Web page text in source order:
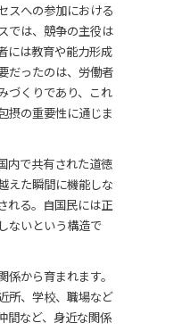
スへの参加における
では、競争の主役は
には教育や能力形成
だったのは、労働者
づくりであり、これ
摂の重要性に通じま
内で共有された道徳
えた瞬間に機能しな
れる。自国民には正
ないという構造で
から育まれます。
所、学校、職場など
間など、身近な関係